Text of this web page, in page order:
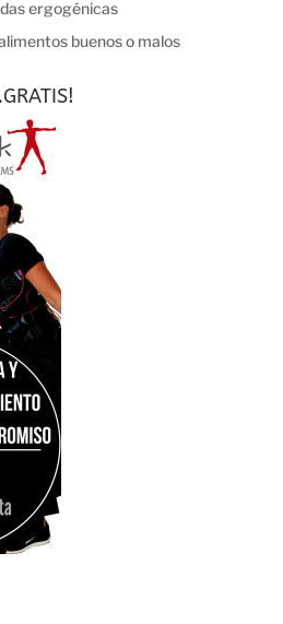
ergogénicas
buenos o malos